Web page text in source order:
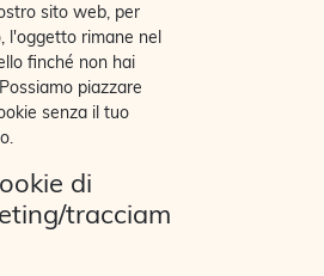
sito web, per
l'oggetto rimane nel
finché non hai
piazzare
senza il tuo
di
tracciam